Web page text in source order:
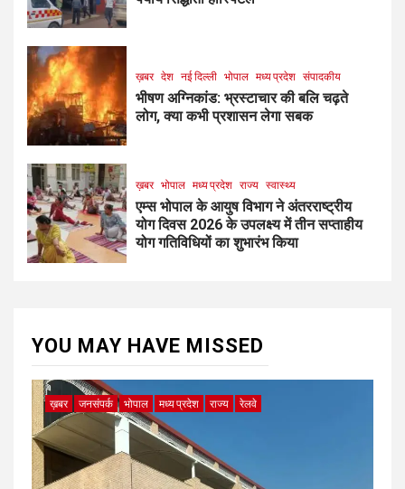
ख़बर देश नई दिल्ली भोपाल मध्य प्रदेश संपादकीय
भीषण अग्निकांड: भ्रस्टाचार की बलि चढ़ते
लोग, क्या कभी प्रशासन लेगा सबक
ख़बर भोपाल मध्य प्रदेश राज्य स्वास्थ्य
एम्स भोपाल के आयुष विभाग ने अंतरराष्ट्रीय
योग दिवस 2026 के उपलक्ष्य में तीन सप्ताहीय
योग गतिविधियों का शुभारंभ किया
YOU MAY HAVE MISSED
ख़बर जनसंपर्क भोपाल मध्य प्रदेश राज्य रेलवे